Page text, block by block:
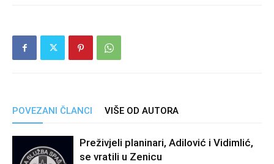
POVEZANI ČLANCI VIŠE OD AUTORA
Preživjeli planinari, Adilović i Vidimlić,
se vratili u Zenicu